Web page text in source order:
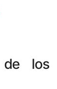
de los